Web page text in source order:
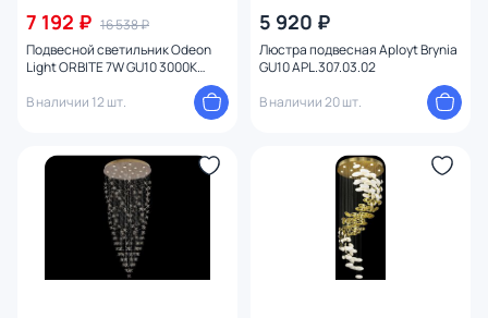
7 192 ₽ 16 538 ₽
Подвесной светильник Odeon
Light ORBITE 7W GU10 3000К
В наличии 12 шт.
5 920 ₽
Люстра подвесная Aployt Brynia
GU10 APL.307.03.02
В наличии 20 шт.